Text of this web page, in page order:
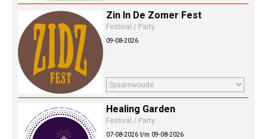
Zin In De Zomer Fest
Festival / Party
09-08-2026
Healing Garden
Festival / Party
07-08-2026 t/m 09-08-2026